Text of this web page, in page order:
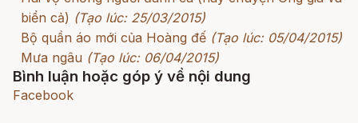
biển cả) (Tạo lúc: 25/03/2015)
Bộ quần áo mới của Hoàng đế (Tạo lúc: 05/04/2015)
Mưa ngâu (Tạo lúc: 06/04/2015)
Bình luận hoặc góp ý về nội dung
Facebook